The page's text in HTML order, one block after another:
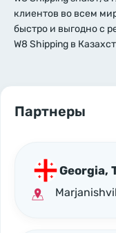
клиентов во всем
быстро и выгодно с
W8 Shipping в
Партнеры
Georgia,